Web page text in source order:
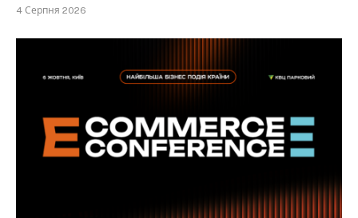
4 Серпня 2026